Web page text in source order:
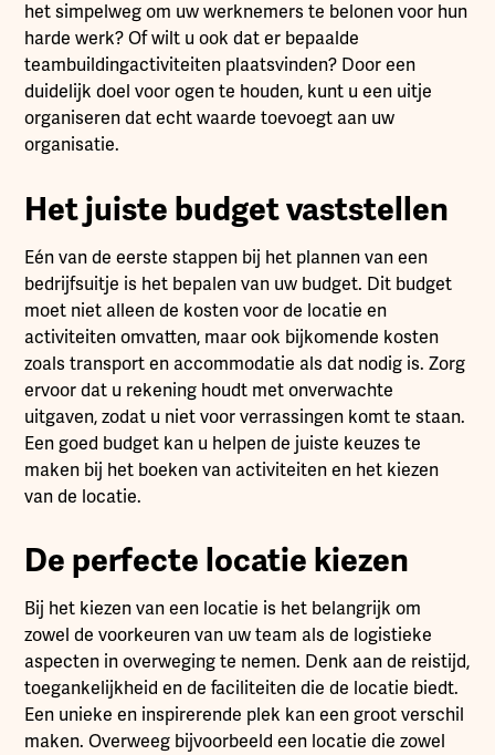
het simpelweg om uw werknemers te belonen voor hun
harde werk? Of wilt u ook dat er bepaalde
teambuildingactiviteiten plaatsvinden? Door een
duidelijk doel voor ogen te houden, kunt u een uitje
organiseren dat echt waarde toevoegt aan uw
organisatie.
Het juiste budget vaststellen
Eén van de eerste stappen bij het plannen van een
bedrijfsuitje is het bepalen van uw budget. Dit budget
moet niet alleen de kosten voor de locatie en
activiteiten omvatten, maar ook bijkomende kosten
zoals transport en accommodatie als dat nodig is. Zorg
ervoor dat u rekening houdt met onverwachte
uitgaven, zodat u niet voor verrassingen komt te staan.
Een goed budget kan u helpen de juiste keuzes te
maken bij het boeken van activiteiten en het kiezen
van de locatie.
De perfecte locatie kiezen
Bij het kiezen van een locatie is het belangrijk om
zowel de voorkeuren van uw team als de logistieke
aspecten in overweging te nemen. Denk aan de reistijd,
toegankelijkheid en de faciliteiten die de locatie biedt.
Een unieke en inspirerende plek kan een groot verschil
maken. Overweeg bijvoorbeeld een locatie die zowel